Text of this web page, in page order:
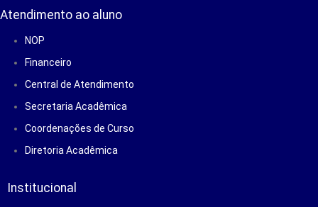
Atendimento ao aluno
NOP
Financeiro
Central de Atendimento
Secretaria Acadêmica
Coordenações de Curso
Diretoria Acadêmica
Institucional